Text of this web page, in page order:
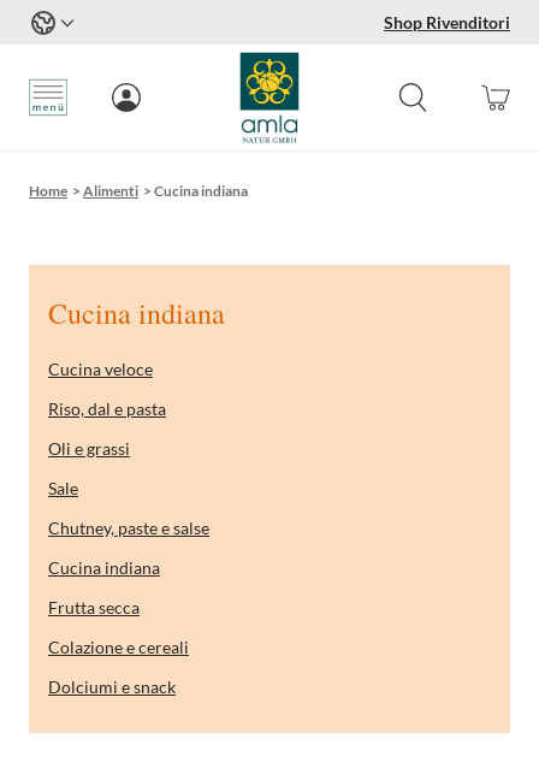
Shop Rivenditori
Home > Alimenti > Cucina indiana
Cucina indiana
Cucina veloce
Riso, dal e pasta
Oli e grassi
Sale
Chutney, paste e salse
Cucina indiana
Frutta secca
Colazione e cereali
Dolciumi e snack